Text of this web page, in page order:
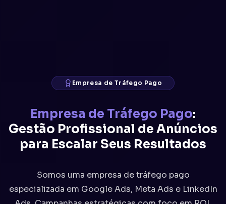
Empresa de Tráfego Pago
Empresa de Tráfego Pago:
Gestão Profissional de Anúncios
para Escalar Seus Resultados
Somos uma empresa de tráfego pago
especializada em Google Ads, Meta Ads e LinkedIn